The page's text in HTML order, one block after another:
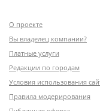
О проекте
Вы владелец компании?
Платные услуги
Редакции по городам
Условия использования
Правила модерирования